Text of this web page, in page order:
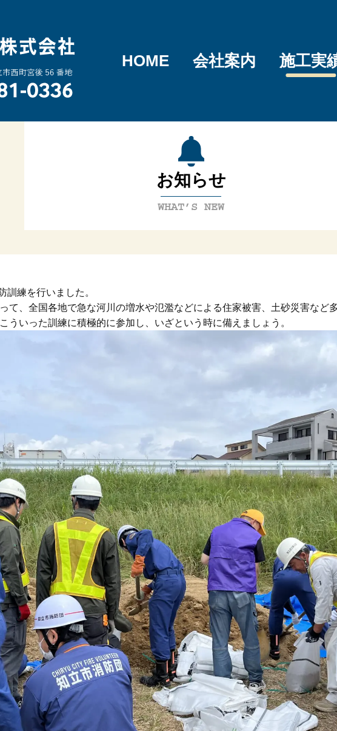
HOME 会社案内 施工実
お知らせ
WHAT’S NEW
訓練を行いました。
て、全国各地で急な河川の増水や氾濫などによる住家被害、土砂災害など
ういった訓練に積極的に参加し、いざという時に備えましょう。